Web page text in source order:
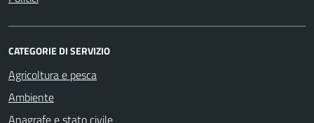
CATEGORIE DI SERVIZIO
Agricoltura e pesca
Ambiente
Anagrafe e stato civile